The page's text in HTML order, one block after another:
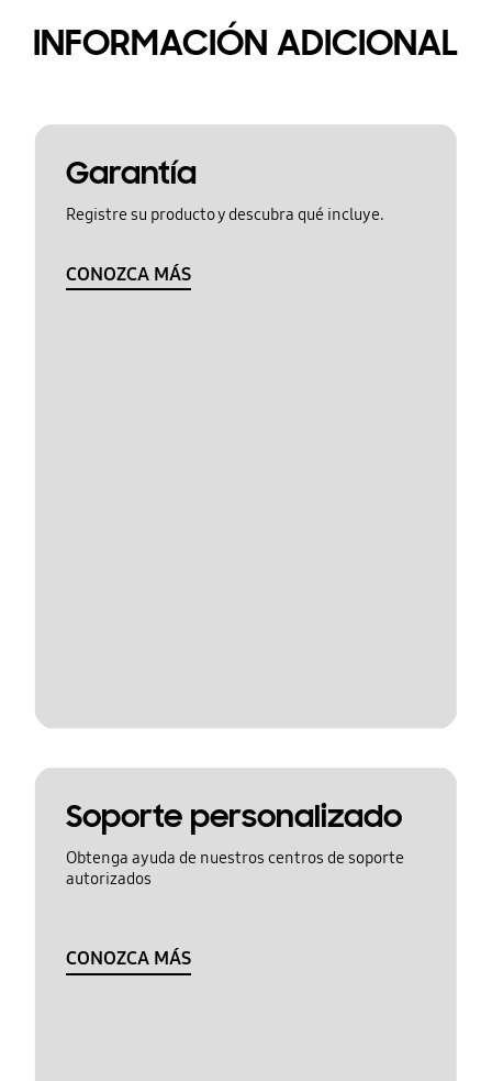
INFORMACIÓN ADICIONAL
Garantía
Registre su producto y descubra qué incluye.
CONOZCA MÁS
Soporte personalizado
Obtenga ayuda de nuestros centros de soporte
autorizados
CONOZCA MÁS